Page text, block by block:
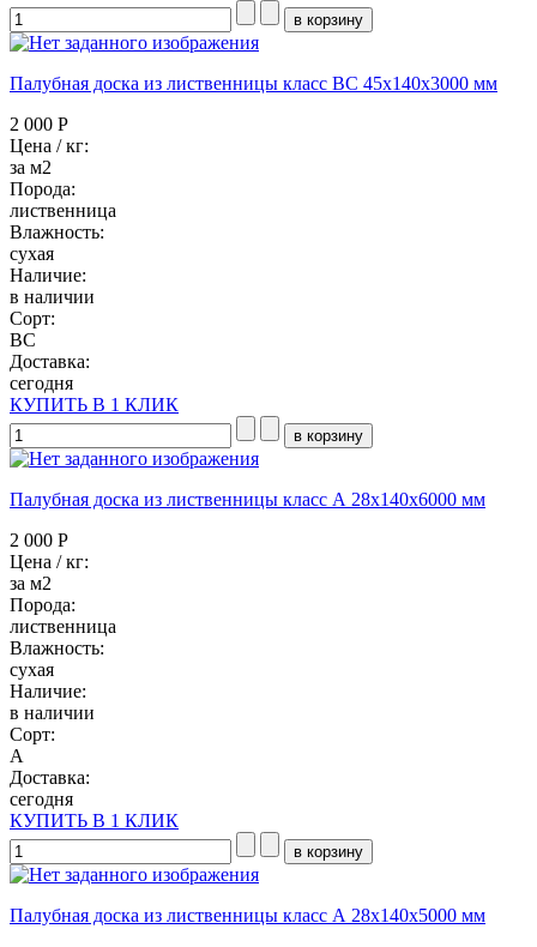
Палубная доска из лиственницы класс ВC 45x140x3000 мм
2 000 Р
Цена / кг:
за м2
Порода:
лиственница
Влажность:
сухая
Наличие:
в наличии
Сорт:
BC
Доставка:
сегодня
КУПИТЬ В 1 КЛИК
Палубная доска из лиственницы класс А 28x140x6000 мм
2 000 Р
Цена / кг:
за м2
Порода:
лиственница
Влажность:
сухая
Наличие:
в наличии
Сорт:
А
Доставка:
сегодня
КУПИТЬ В 1 КЛИК
Палубная доска из лиственницы класс А 28x140x5000 мм